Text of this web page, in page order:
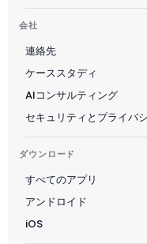
会社
連絡先
ケーススタディ
AIコンサルティング
セキュリティとプライバ
ダウンロード
すべてのアプリ
アンドロイド
iOS